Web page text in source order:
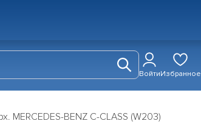
ВойтиИзбранное
MERCEDES-BENZ C-CLASS (W203)